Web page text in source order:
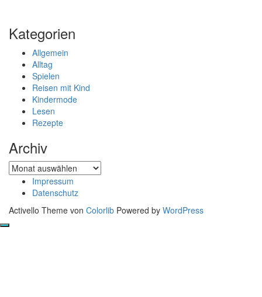
Kategorien
Allgemein
Alltag
Spielen
Reisen mit Kind
Kindermode
Lesen
Rezepte
Archiv
Archiv
Impressum
Datenschutz
Activello Theme von Colorlib Powered by WordPress